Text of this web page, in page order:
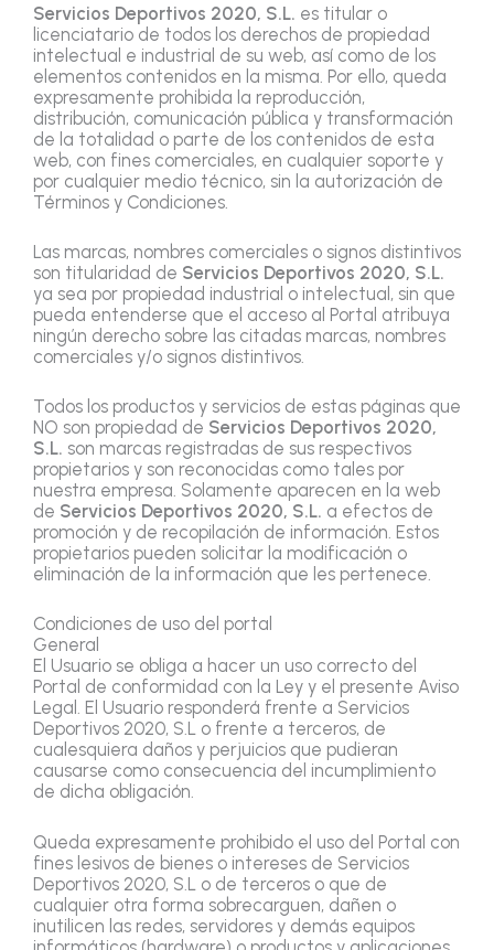
Servicios Deportivos 2020, S.L. es titular o
licenciatario de todos los derechos de propiedad
intelectual e industrial de su web, así como de los
elementos contenidos en la misma. Por ello, queda
expresamente prohibida la reproducción,
distribución, comunicación pública y transformación
de la totalidad o parte de los contenidos de esta
web, con fines comerciales, en cualquier soporte y
por cualquier medio técnico, sin la autorización de
Términos y Condiciones.
Las marcas, nombres comerciales o signos distintivos
son titularidad de Servicios Deportivos 2020, S.L.
ya sea por propiedad industrial o intelectual, sin que
pueda entenderse que el acceso al Portal atribuya
ningún derecho sobre las citadas marcas, nombres
comerciales y/o signos distintivos.
Todos los productos y servicios de estas páginas que
NO son propiedad de Servicios Deportivos 2020,
S.L. son marcas registradas de sus respectivos
propietarios y son reconocidas como tales por
nuestra empresa. Solamente aparecen en la web
de Servicios Deportivos 2020, S.L. a efectos de
promoción y de recopilación de información. Estos
propietarios pueden solicitar la modificación o
eliminación de la información que les pertenece.
Condiciones de uso del portal
General
El Usuario se obliga a hacer un uso correcto del
Portal de conformidad con la Ley y el presente Aviso
Legal. El Usuario responderá frente a Servicios
Deportivos 2020, S.L o frente a terceros, de
cualesquiera daños y perjuicios que pudieran
causarse como consecuencia del incumplimiento
de dicha obligación.
Queda expresamente prohibido el uso del Portal con
fines lesivos de bienes o intereses de Servicios
Deportivos 2020, S.L o de terceros o que de
cualquier otra forma sobrecarguen, dañen o
inutilicen las redes, servidores y demás equipos